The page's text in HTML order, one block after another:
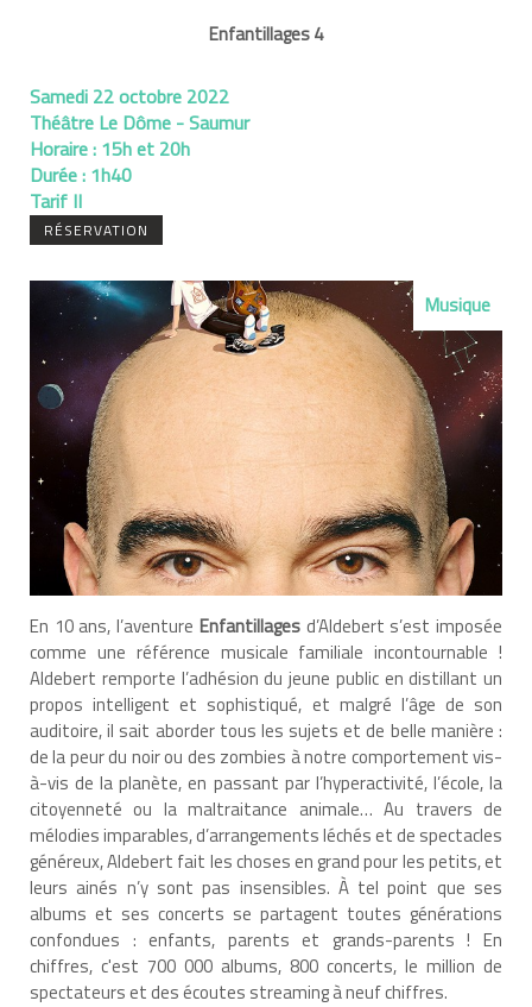
Enfantillages 4
Samedi 22 octobre 2022
Théâtre Le Dôme - Saumur
Horaire : 15h et 20h
Durée : 1h40
Tarif II
RÉSERVATION
Musique
En 10 ans, l’aventure Enfantillagesd’Aldebert s’est imposée
comme une référence musicale familiale incontournable !
Aldebert remporte l’adhésion du jeune public en distillant un
propos intelligent et sophistiqué, et malgré l’âge de son
auditoire, il sait aborder tous les sujets et de belle manière :
de la peur du noir ou des zombies à notre comportement vis-
à-vis de la planète, en passant par l’hyperactivité, l’école, la
citoyenneté ou la maltraitance animale… Au travers de
mélodies imparables, d’arrangements léchés et de spectacles
généreux, Aldebert fait les choses en grand pour les petits, et
leurs ainés n’y sont pas insensibles. À tel point que ses
albums et ses concerts se partagent toutes générations
confondues : enfants, parents et grands-parents ! En
chiffres, c'est 700 000 albums, 800 concerts, le million de
spectateurs et des écoutes streaming à neuf chiffres.